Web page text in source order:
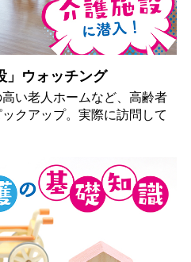
」ウォッチング
い老人ホームなど、高齢者
クアップ。実際に訪問して